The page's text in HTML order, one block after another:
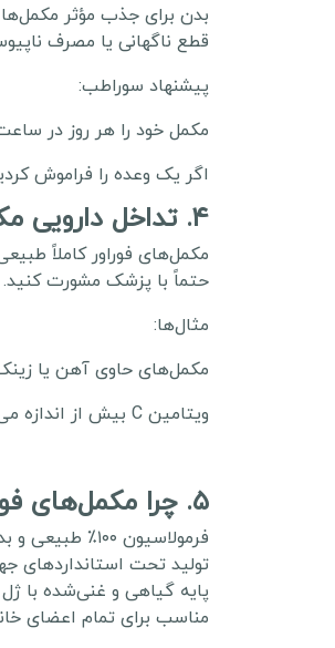
بدن برای جذب مؤثر
قطع ناگهانی یا مصرف
پیشنهاد سوراطب:
مکمل خود را هر روز در
اگر یک وعده را فراموش
۴. تداخل دارویی مکمل‌های فوراور
مکمل‌های فوراور کاملاً
حتماً با پزشک مشورت کنید.
مثال‌ها:
مکمل‌های حاوی آهن یا
ویتامین C بیش از اندازه می‌تواند معده را تحریک کند.
۵. چرا مکمل‌های فوراور بهترین انتخاب‌اند؟
فرمولاسیون ۱۰۰٪ طبیعی و بدون مواد شیمیایی
تولید تحت استانداردهای
پایه گیاهی و غنی‌شده با ژل
مناسب برای تمام اعضای